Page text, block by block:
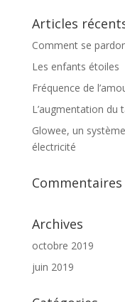
Articles
Comment se
Les enfants étoiles
Fréquence de
L’augmentation du
Glowee, un
électricité
Archives
octobre 2019
juin 2019